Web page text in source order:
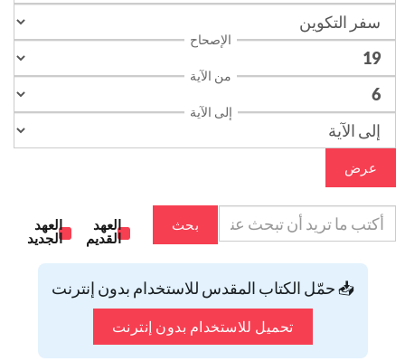
الإصحاح
من الآية
إلى الآية
عرض
بحث
العهد
القديم
العهد
الجديد
📥 حمّل الكتاب المقدس للاستخدام بدون إنترنت
تحميل للاستخدام بدون إنترنت